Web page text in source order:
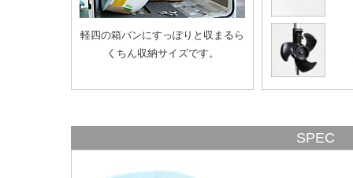
軽四の箱バンにすっぽりと収まるら
くちん収納サイズです。
SPEC